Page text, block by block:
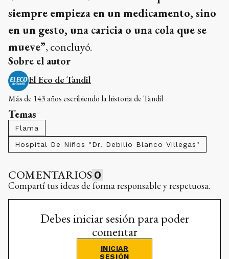
de mirar la salud. Nos enseñó que sanar no
siempre empieza en un medicamento, sino
en un gesto, una caricia o una cola que se
mueve” , concluyó.
Sobre el autor
El Eco de Tandil
Más de 143 años escribiendo la historia de Tandil
Temas
Flama
COMENTARIOS
Debes iniciar sesión para poder
comentar